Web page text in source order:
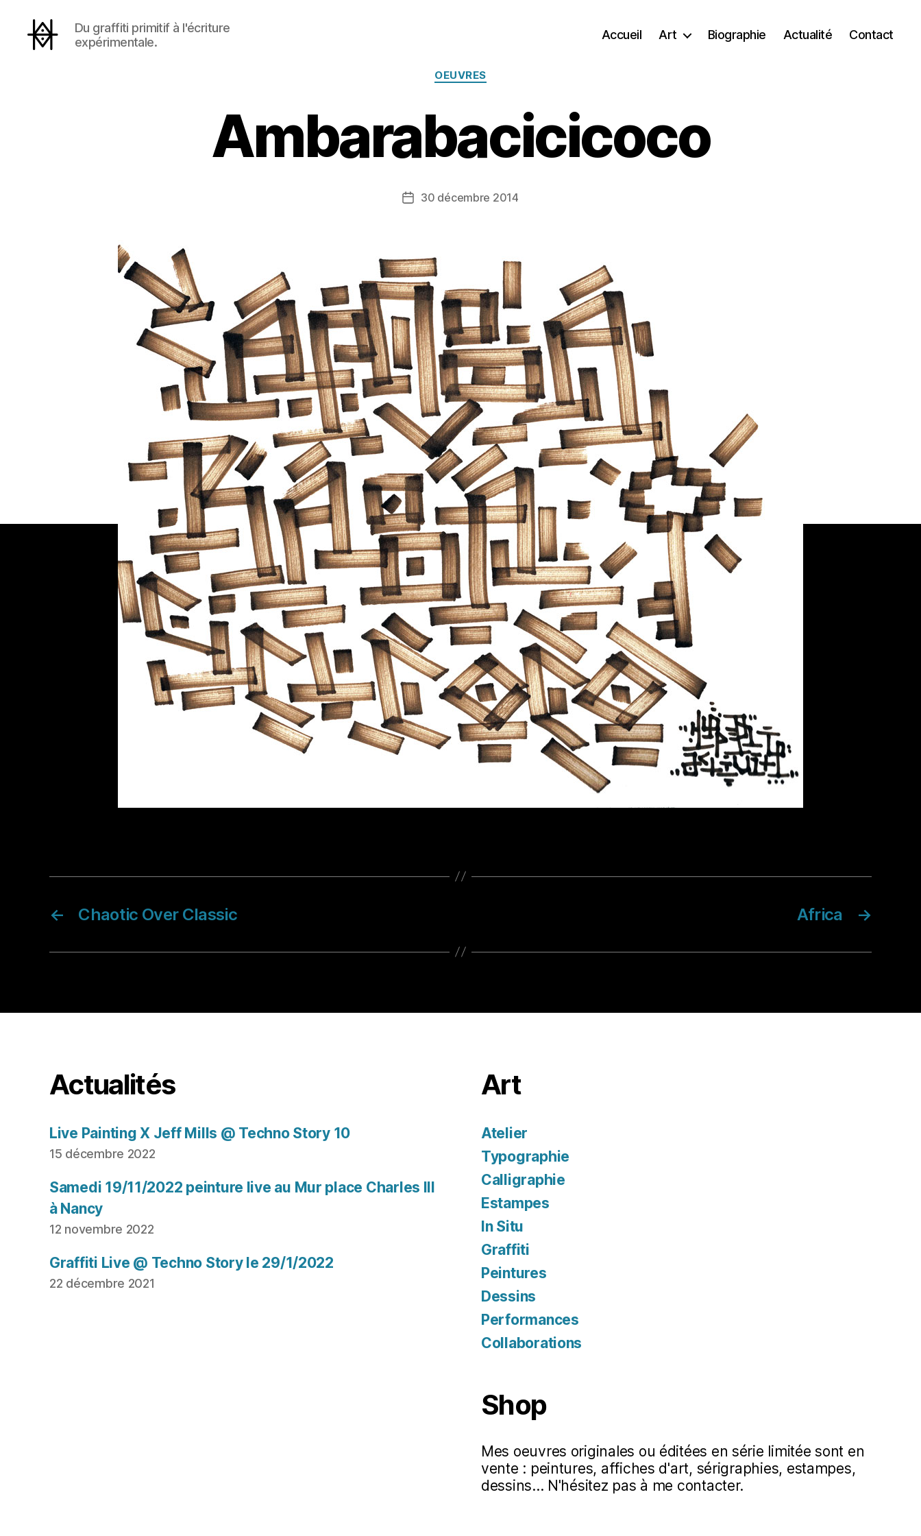
Du graffiti primitif à l'écriture
expérimentale.
Accueil Art Biographie Actualité Contact
Catégories
OEUVRES
Ambarabacicicoco
Date30 décembre 2014
← Chaotic Over Classic →
Africa
Actualités
Live Painting X Jeff Mills @ Techno Story 10
15 décembre 2022
Samedi 19/11/2022 peinture live au Mur place Charles III
à Nancy
12 novembre 2022
Graffiti Live @ Techno Story le 29/1/2022
22 décembre 2021
Art
Atelier
Typographie
Calligraphie
Estampes
In Situ
Graffiti
Peintures
Dessins
Performances
Collaborations
Shop
Mes oeuvres originales ou éditées en série limitée sont en
vente : peintures, affiches d'art, sérigraphies, estampes,
dessins... N'hésitez pas à me contacter.